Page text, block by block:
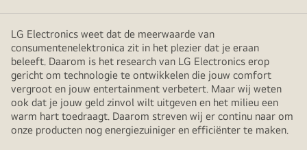
LG Electronics weet dat de meerwaarde van
consumentenelektronica zit in het plezier dat je eraan
beleeft. Daarom is het research van LG Electronics erop
gericht om technologie te ontwikkelen die jouw comfort
vergroot en jouw entertainment verbetert. Maar wij weten
ook dat je jouw geld zinvol wilt uitgeven en het milieu een
warm hart toedraagt. Daarom streven wij er continu naar om
onze producten nog energiezuiniger en efficiënter te maken.